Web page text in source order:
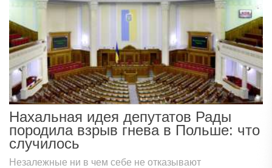
Нахальная идея депутатов Рады
породила взрыв гнева в Польше: что
случилось
Незалежные ни в чем себе не отказывают